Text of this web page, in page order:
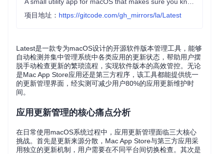
项目地址： https://gitcode.com/gh_mirrors/la/Latest
Latest是一款专为macOS设计的开源软件版本管理工具，能够
自动检测并集中管理系统中各类应用的更新状态，帮助用户摆
脱手动检查更新的繁琐流程，实现软件版本的高效管控。无论
是Mac App Store应用还是第三方程序，该工具都能提供统一
的更新管理界面，经实测可减少用户80%的应用更新维护时
间。
应用更新管理的核心痛点分析
在日常使用macOS系统过程中，应用更新管理面临三大核心
挑战。首先是更新来源分散，Mac App Store与第三方应用采
用独立的更新机制，用户需要在不同平台间切换检查。其次是